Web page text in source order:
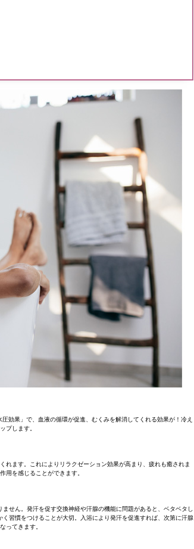
効果」で、血液の循環が促進、むくみを解消してくれる効果が！冷え
プします。
れます。これによりリラクゼーション効果が高まり、疲れも癒されま
用を感じることができます。
せん。発汗を促す交換神経や汗腺の機能に問題があると、ベタベタし
習慣をつけることが大切。入浴により発汗を促進すれば、次第に汗腺
ってきます。